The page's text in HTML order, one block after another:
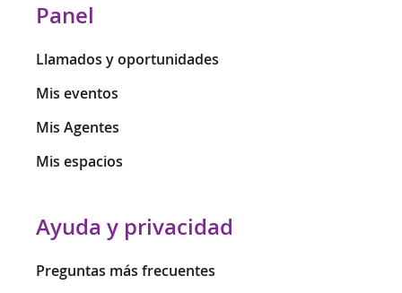
Panel
Llamados y oportunidades
Mis eventos
Mis Agentes
Mis espacios
Ayuda y privacidad
Preguntas más frecuentes